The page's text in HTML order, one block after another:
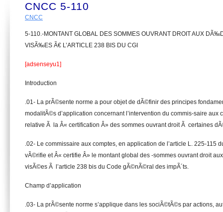
CNCC 5-110
CNCC
5-110.-MONTANT GLOBAL DES SOMMES OUVRANT DROIT AUX
VISÃ‰ES Ã€ L’ARTICLE 238 BIS DU CGI
[adsenseyu1]
Introduction
.01- La prÃ©sente norme a pour objet de dÃ©finir des principes
modalitÃ©s d’application concernant l’intervention du commis-saire aux
relative Ã la Â« certification Â» des sommes ouvrant droit Ã certaines
.02- Le commissaire aux comptes, en application de l’article L. 225-115
vÃ©rifie et Â« certifie Â» le montant global des -sommes ouvrant droit
visÃ©es Ã l’article 238 bis du Code gÃ©nÃ©ral des impÃ´ts.
Champ d’application
.03- La prÃ©sente norme s’applique dans les sociÃ©tÃ©s par actions,